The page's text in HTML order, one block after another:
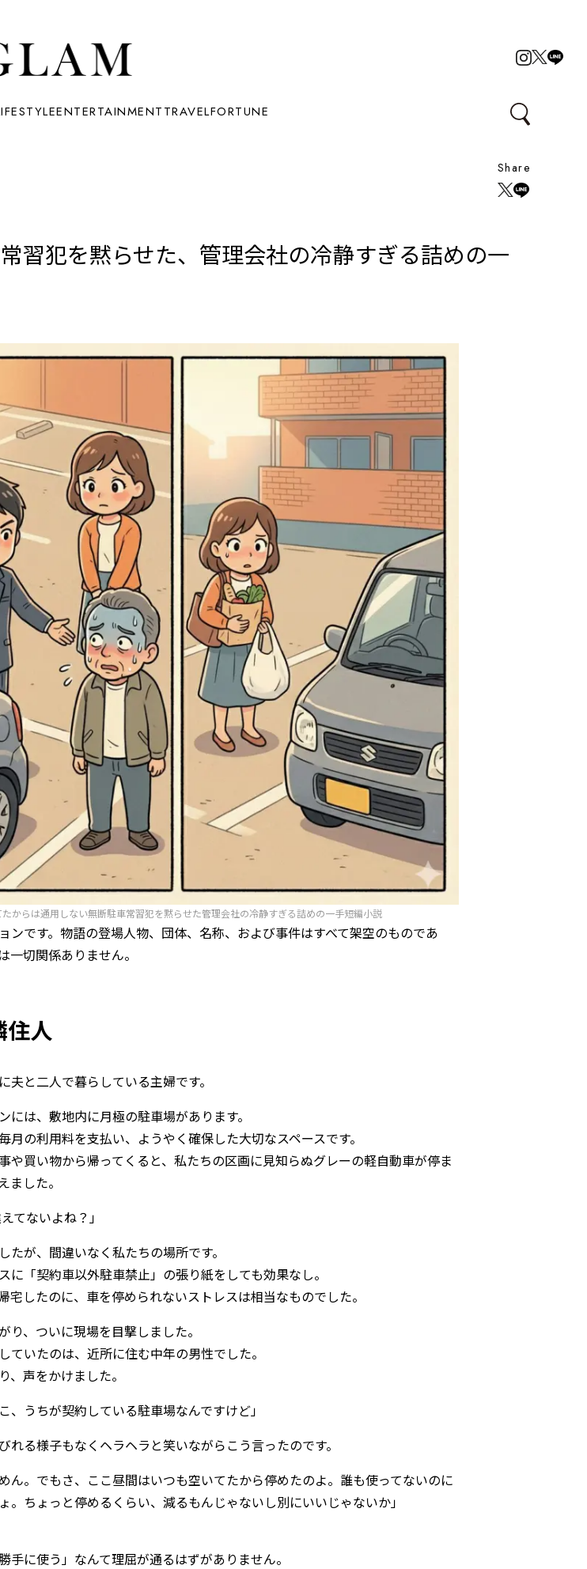
ENTERTAINMENTTRAVELFORTUNE
Share
習犯を黙らせた、管理会社の冷静すぎる詰めの一
たからは通用しない無断駐車常習犯を黙らせた管理会社の冷静すぎる詰めの一手短編小説
ンです。物語の登場人物、団体、名称、および事件はすべて架空のものであ
一切関係ありません。
住人
夫と二人で暮らしている主婦です。
には、敷地内に月極の駐車場があります。
月の利用料を支払い、ようやく確保した大切なスペースです。
や買い物から帰ってくると、私たちの区画に見知らぬグレーの軽自動車が停ま
ました。
てないよね？」
たが、間違いなく私たちの場所です。
に「契約車以外駐車禁止」の張り紙をしても効果なし。
宅したのに、車を停められないストレスは相当なものでした。
り、ついに現場を目撃しました。
ていたのは、近所に住む中年の男性でした。
、声をかけました。
、うちが契約している駐車場なんですけど」
れる様子もなくヘラヘラと笑いながらこう言ったのです。
ん。でもさ、ここ昼間はいつも空いてたから停めたのよ。誰も使ってないのに
。ちょっと停めるくらい、減るもんじゃないし別にいいじゃないか」
手に使う」なんて理屈が通るはずがありません。